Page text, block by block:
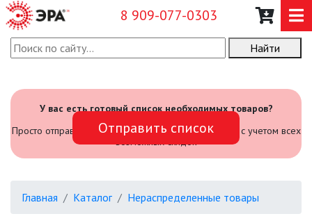
8 909-077-0303
О КОМПАНИИ
САДОВЫЙ ИНВЕНТАРЬ И
ИНСТРУМЕНТЫ
ОФИСНЫЕ ПОДВЕСНЫЕ
Найти
У вас есть готовый список необходимых товаров?
Просто отправьте его нам и мы посчитаем стоимость с учетом всех
возможных скидок
Отправить список
Главная Каталог Нераспределенные товары